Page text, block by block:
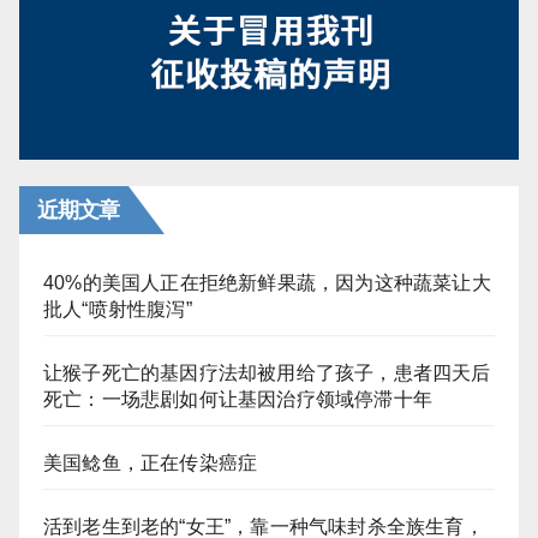
页
近期文章
40%的美国人正在拒绝新鲜果蔬，因为这种蔬菜让大
批人“喷射性腹泻”
让猴子死亡的基因疗法却被用给了孩子，患者四天后
死亡：一场悲剧如何让基因治疗领域停滞十年
美国鲶鱼，正在传染癌症
活到老生到老的“女王”，靠一种气味封杀全族生育，